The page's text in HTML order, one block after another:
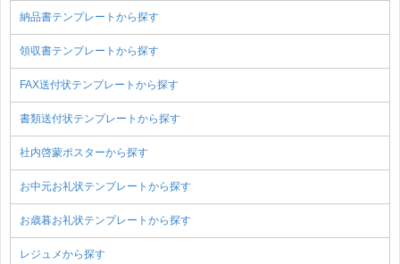
納品書テンプレートから探す
領収書テンプレートから探す
FAX送付状テンプレートから探す
書類送付状テンプレートから探す
社内啓蒙ポスターから探す
お中元お礼状テンプレートから探す
お歳暮お礼状テンプレートから探す
レジュメから探す